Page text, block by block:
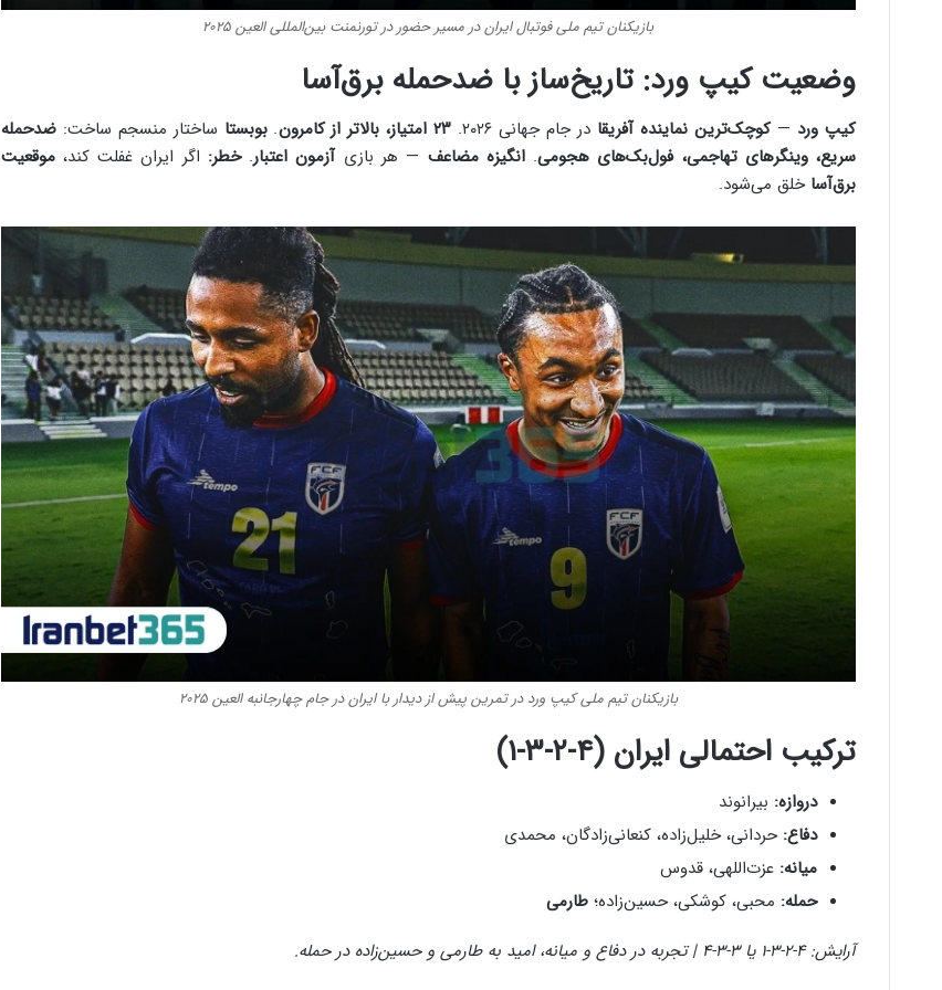
بازیکنان تیم ملی فوتبال ایران در مسیر حضور در تورنمنت بین‌المللی العین ۲۰۲۵
وضعیت کیپ ورد: تاریخ‌ساز با ضدحمله برق‌آسا
کیپ ورد —کوچک‌ترین نماینده آفریقا در جام جهانی ۲۰۲۶. ۲۳ امتیاز، بالاتر از کامرون .بوبستا ساختار منسجم ساخت:ضدحمله
سریع، وینگرهای تهاجمی، فول‌بک‌های هجومی.انگیزه مضاعف — هر بازیآزمون اعتبار.خطر: اگر ایران غفلت کند،موقعیت
برق‌آسا خلق می‌شود.
بازیکنان تیم ملی کیپ ورد در تمرین پیش از دیدار با ایران در جام چهارجانبه العین ۲۰۲۵
ترکیب احتمالی ایران (۴-۲-۳-۱)
دروازه: بیرانوند
دفاع: حردانی، خلیل‌زاده، کنعانی‌زادگان، محمدی
میانه: عزت‌اللهی، قدوس
حمله: محبی، کوشکی، حسین‌زاده؛ طارمی
آرایش: ۴-۲-۳-۱ یا ۳-۳-۴ | تجربه در دفاع و میانه، امید به طارمی و حسین‌زاده در حمله.